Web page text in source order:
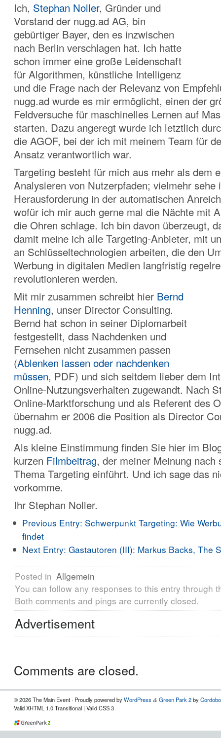
Ich, Stephan Noller, Gründer und
Vorstand der nugg.ad AG, bin
gebürtiger Bayer, den es inzwischen
nach Berlin verschlagen hat. Ich hatte
schon immer eine große Leidenschaft
für Algorithmen, künstliche Intelligenz
und die Frage nach der Relevanz von
nugg.ad wurde es mir ermöglicht, einen der
Feldversuche für maschinelles Lernen auf
starten. Dazu angeregt wurde ich letztlich
die AGOF, bei der ich mit meinem Team für
Ansatz verantwortlich war.
Targeting besteht für mich aus mehr als dem
Analysieren von Nutzerpfaden; vielmehr sehe
Herausforderung in der automatischen
wofür ich mir auch gerne mal die Nächte mit
die Ohren schlage. Ich bin davon überzeugt,
damit meine ich alle Targeting-Anbieter, mit
an Schlüsseltechnologien arbeiten, die den
Werbung in digitalen Medien langfristig
revolutionieren werden.
Mit mir zusammen schreibt hier Bernd
Henning, unser Director Consulting.
Bernd hat schon in seiner Diplomarbeit
festgestellt, dass Nachdenken und
Fernsehen nicht zusammen passen
(Ablenken lassen oder nachdenken
müssen, PDF) und sich seitdem lieber dem
Online-Nutzungsverhalten zugewandt. Nach
Online-Marktforschung und als Referent des
übernahm er 2006 die Position als Director
nugg.ad.
Als kleine Einstimmung finden Sie hier im
kurzen Filmbeitrag, der meiner Meinung nach
Thema Targeting einführt. Und ich sage das
vorkomme.
Ihr Stephan Noller.
Previous Entry: Schwerpunkt Targeting: Wie
findet
Next Entry: Gastautoren (III): Markus Backs, The
Posted in Allgemein
You can follow any responses to this entry through
Both comments and pings are currently closed.
Advertisement
Comments are closed.
© 2026 The Main Event · Proudly powered byWordPress & Green Park 2byCordobo
Valid XHTML 1.0 Transitional | Valid CSS 3